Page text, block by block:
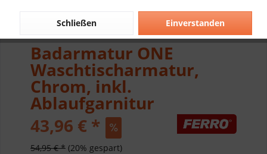
Badarmatur ONE
Waschtischarmatur,
Chrom, inkl.
Ablaufgarnitur
43,96 € *
54,95 € * (20% gespart)
Einverstanden
Schließen